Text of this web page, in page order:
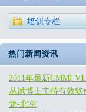
培训专栏
热门新闻资讯
2011年最新CMMI
丛斌博士主持有效
龙-北京